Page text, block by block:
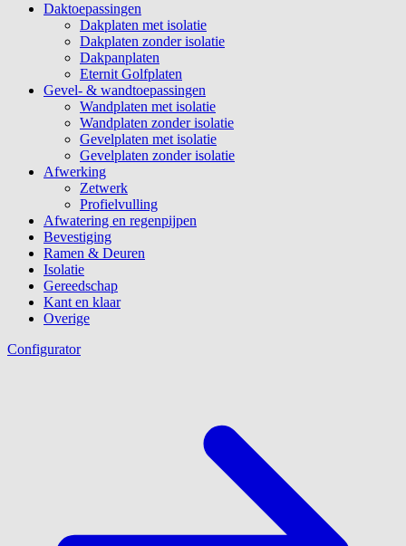
Daktoepassingen
Dakplaten met isolatie
Dakplaten zonder isolatie
Dakpanplaten
Eternit Golfplaten
Gevel- & wandtoepassingen
Wandplaten met isolatie
Wandplaten zonder isolatie
Gevelplaten met isolatie
Gevelplaten zonder isolatie
Afwerking
Zetwerk
Profielvulling
Afwatering en regenpijpen
Bevestiging
Ramen & Deuren
Isolatie
Gereedschap
Kant en klaar
Overige
Configurator